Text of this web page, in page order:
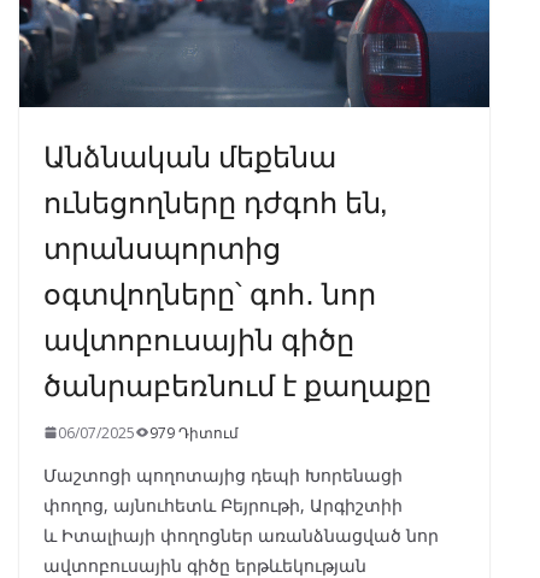
Անձնական մեքենա
ունեցողները դժգոհ են,
տրանսպորտից
օգտվողները՝ գոհ․ նոր
ավտոբուսային գիծը
ծանրաբեռնում է քաղաքը
06/07/2025 979 Դիտում
Մաշտոցի պողոտայից դեպի Խորենացի
փողոց, այնուհետև Բեյրութի, Արգիշտիի
և Իտալիայի փողոցներ առանձնացված նոր
ավտոբուսային գիծը երթևեկության